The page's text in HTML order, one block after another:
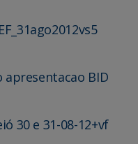
apresentacao BID
30 e 31-08-12+vf